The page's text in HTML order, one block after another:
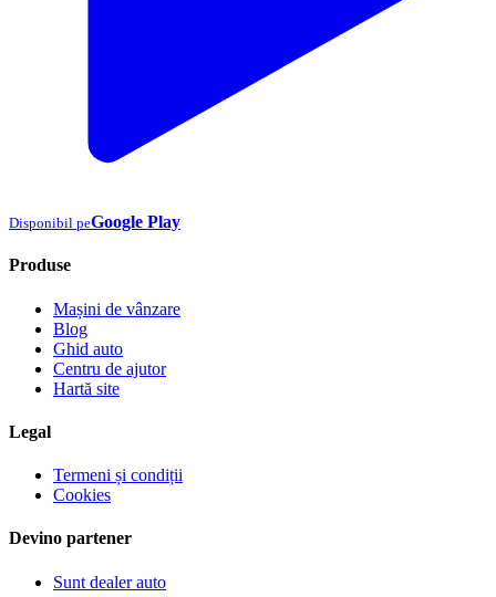
Disponibil peGoogle Play
Produse
Mașini de vânzare
Blog
Ghid auto
Centru de ajutor
Hartă site
Legal
Termeni și condiții
Cookies
Devino partener
Sunt dealer auto